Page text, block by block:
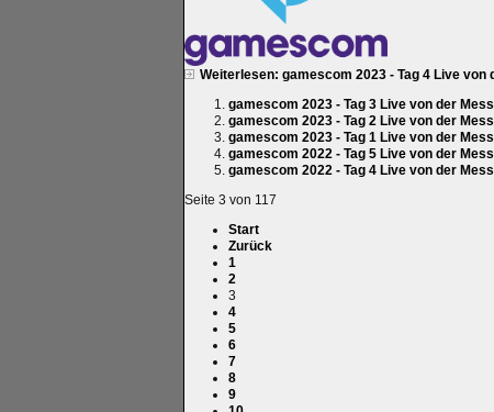
Weiterlesen: gamescom 2023 - Tag 4 Live von
gamescom 2023 - Tag 3 Live von der
gamescom 2023 - Tag 2 Live von der
gamescom 2023 - Tag 1 Live von der
gamescom 2022 - Tag 5 Live von der
gamescom 2022 - Tag 4 Live von der
Seite 3 von 117
Start
Zurück
1
2
3
4
5
6
7
8
9